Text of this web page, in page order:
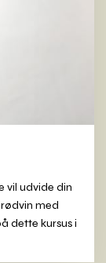
vil udvide din
med
dette kursus i